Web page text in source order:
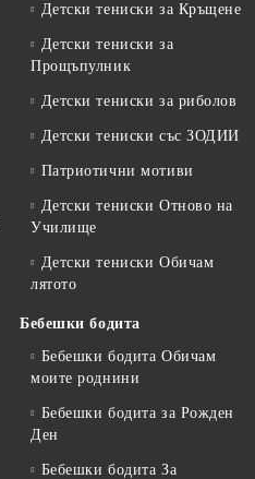
Детски тениски за Кръщене
Детски тениски за
Прощъпулник
Детски тениски за риболов
Детски тениски със ЗОДИИ
Патриотични мотиви
Детски тениски Отново на
Училище
Детски тениски Обичам
лятото
Бебешки бодита
Бебешки бодита Обичам
моите роднини
Бебешки бодита за Рожден
Ден
Бебешки бодита За